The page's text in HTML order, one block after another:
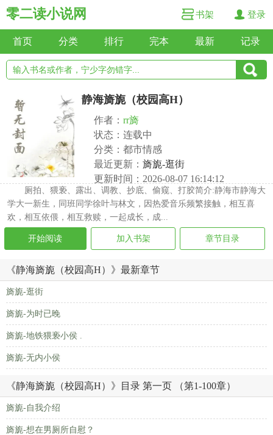
零二读小说网 书架 登录
首页 分类 排行 完本 最新 记录
静海旖旎（校园高H）
作者： rr旖
状态：连载中
分类：都市情感
最近更新： 旖旎-逛街
更新时间：2026-08-07 16:14:12
厕拍、猥亵、露出、调教、抄底、偷窥、打胶简介:静海市静海大
学大一新生，同班同学徐叶与林文，因热爱音乐频繁接触，相互喜
欢，相互依偎，相互救赎，一起成长，成...
开始阅读 加入书架 章节目录
《静海旖旎（校园高H）》最新章节
旖旎-逛街
旖旎-为时已晚
旖旎-地铁猥亵小侯 .
旖旎-无内小侯
《静海旖旎（校园高H）》目录 第一页 （第1-100章）
旖旎-自我介绍
旖旎-想在男厕所自慰？